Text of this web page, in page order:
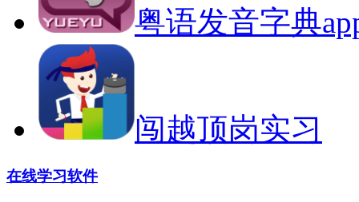
粤语发音字典
闯越顶岗实习
在线学习软件